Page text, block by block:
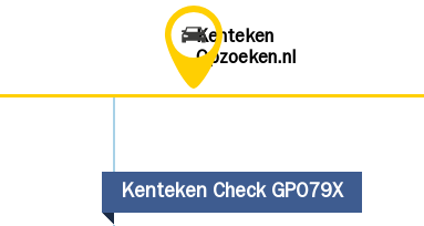
Kenteken
Opzoeken.nl
Kenteken Check GP079X